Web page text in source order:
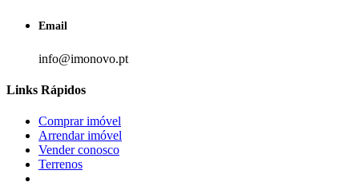
Email
info@imonovo.pt
Links Rápidos
Comprar imóvel
Arrendar imóvel
Vender conosco
Terrenos